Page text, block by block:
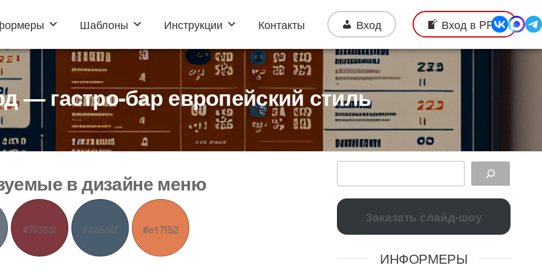
Шаблоны Инструкции Контакты Вход Вход в PRO
— гастро-бар европейский стиль
в дизайне меню
#7f383f #4a5d6f #e17f52
Заказать слайд-шоу
ИНФОРМЕРЫ